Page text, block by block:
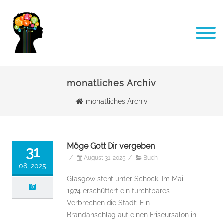
monatliches Archiv
monatliches Archiv
31
08, 2025
Möge Gott Dir vergeben
/ August 31, 2025 / Buch
Glasgow steht unter Schock. Im Mai
1974 erschüttert ein furchtbares
Verbrechen die Stadt: Ein
Brandanschlag auf einen Friseursalon in